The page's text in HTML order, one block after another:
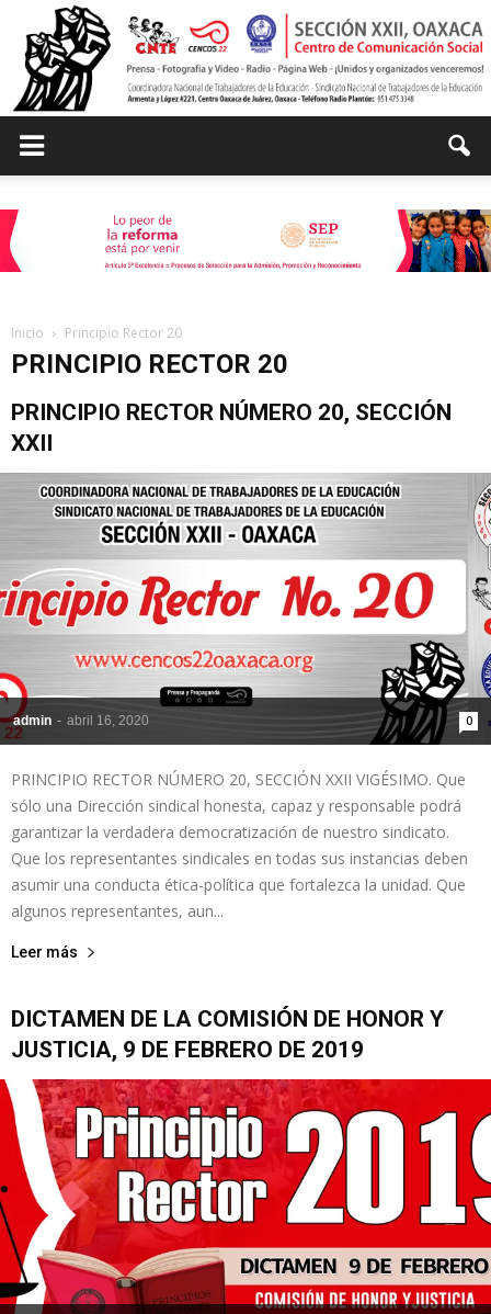
de
Comunicación
de
la
XXII
Inicio Principio Rector 20
PRINCIPIO RECTOR 20
PRINCIPIO RECTOR NÚMERO 20, SECCIÓN
XXII
admin - abril 16, 2020 0
PRINCIPIO RECTOR NÚMERO 20, SECCIÓN XXII VIGÉSIMO. Que
sólo una Dirección sindical honesta, capaz y responsable podrá
garantizar la verdadera democratización de nuestro sindicato.
Que los representantes sindicales en todas sus instancias deben
asumir una conducta ética-política que fortalezca la unidad. Que
algunos representantes, aun...
Leer más
DICTAMEN DE LA COMISIÓN DE HONOR Y
JUSTICIA, 9 DE FEBRERO DE 2019